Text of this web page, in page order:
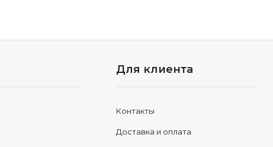
Для клиента
Контакты
Доставка и оплата